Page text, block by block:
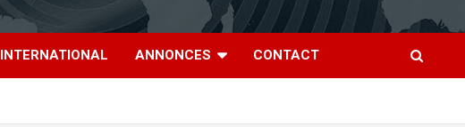
INTERNATIONAL ANNONCES CONTACT